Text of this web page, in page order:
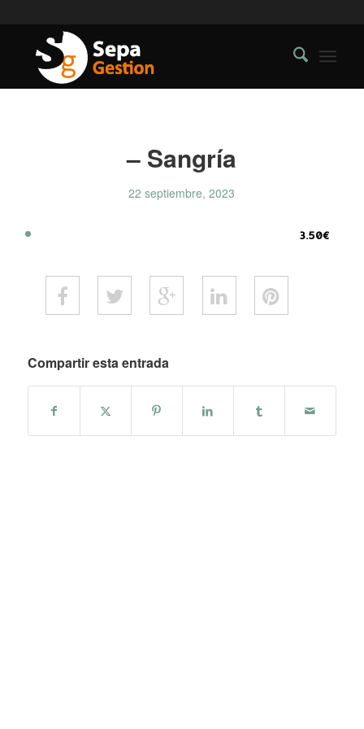
– Sangría
22 septiembre, 2023
3.50€
Compartir esta entrada